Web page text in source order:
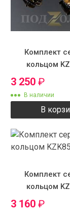
Комплект
кольцом
3 250 ₽
В наличии
В
Комплект
кольцом
3 160 ₽